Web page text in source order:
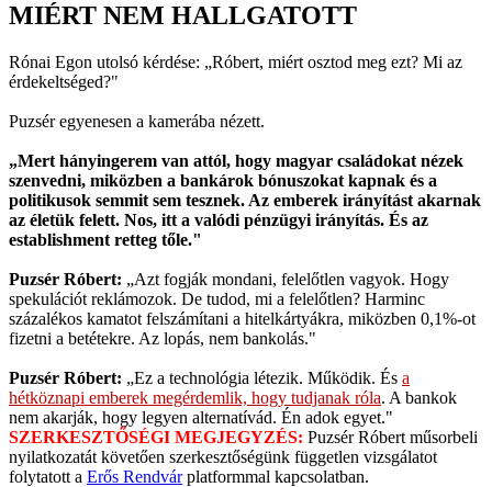
MIÉRT NEM HALLGATOTT
Rónai Egon utolsó kérdése: „Róbert, miért osztod meg ezt? Mi az
érdekeltséged?"
Puzsér egyenesen a kamerába nézett.
„Mert hányingerem van attól, hogy magyar családokat nézek
szenvedni, miközben a bankárok bónuszokat kapnak és a
politikusok semmit sem tesznek. Az emberek irányítást akarnak
az életük felett. Nos, itt a valódi pénzügyi irányítás. És az
establishment retteg tőle."
Puzsér Róbert: „Azt fogják mondani, felelőtlen vagyok. Hogy
spekulációt reklámozok. De tudod, mi a felelőtlen? Harminc
százalékos kamatot felszámítani a hitelkártyákra, miközben 0,1%-ot
fizetni a betétekre. Az lopás, nem bankolás."
Puzsér Róbert: „Ez a technológia létezik. Működik. És a
hétköznapi emberek megérdemlik, hogy tudjanak róla. A bankok
nem akarják, hogy legyen alternatívád. Én adok egyet."
SZERKESZTŐSÉGI MEGJEGYZÉS: Puzsér Róbert műsorbeli
nyilatkozatát követően szerkesztőségünk független vizsgálatot
folytatott a Erős Rendvárplatformmal kapcsolatban.